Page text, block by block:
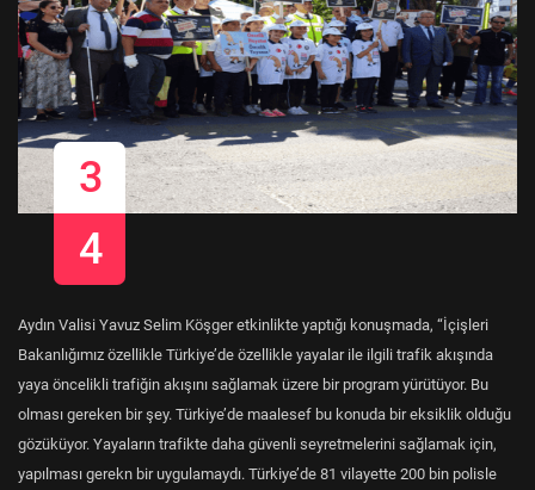
3
4
Aydın Valisi Yavuz Selim Köşger etkinlikte yaptığı konuşmada, “İçişleri
Bakanlığımız özellikle Türkiye’de özellikle yayalar ile ilgili trafik akışında
yaya öncelikli trafiğin akışını sağlamak üzere bir program yürütüyor. Bu
olması gereken bir şey. Türkiye’de maalesef bu konuda bir eksiklik olduğu
gözüküyor. Yayaların trafikte daha güvenli seyretmelerini sağlamak için,
yapılması gerekn bir uygulamaydı. Türkiye’de 81 vilayette 200 bin polisle